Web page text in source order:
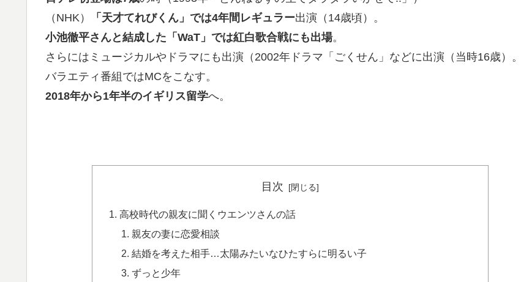
（NHK）
「天才てれびくん」では4年間レギュラー出演（14歳頃）。
小池徹平さんと結成した「WaT」では紅白歌合戦にも出場。
さらにはミュージカルやドラマにも出演（2002年ドラマ「ごくせん」などに出演（当時16歳）。
バラエティ番組ではMCをこなす。
2018年から1年半のイギリス留学へ。
目次
高校時代の親友に聞くウエンツさんの話
親友の妻に恋愛相談
結婚を考えた相手…太陽みたいなひたすらに明るい子
ずっと少年